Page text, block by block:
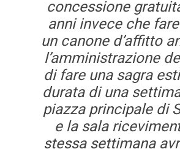
concessione
anni invece che
un canone d’affitto
l’amministrazione
di fare una sagra
durata di una
piazza principale di
e la sala
stessa settimana